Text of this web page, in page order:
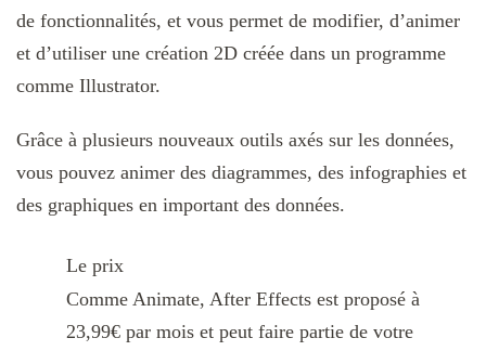
de fonctionnalités, et vous permet de modifier, d’animer
et d’utiliser une création 2D créée dans un programme
comme Illustrator.
Grâce à plusieurs nouveaux outils axés sur les données,
vous pouvez animer des diagrammes, des infographies et
des graphiques en important des données.
Le prix
Comme Animate, After Effects est proposé à
23,99€ par mois et peut faire partie de votre